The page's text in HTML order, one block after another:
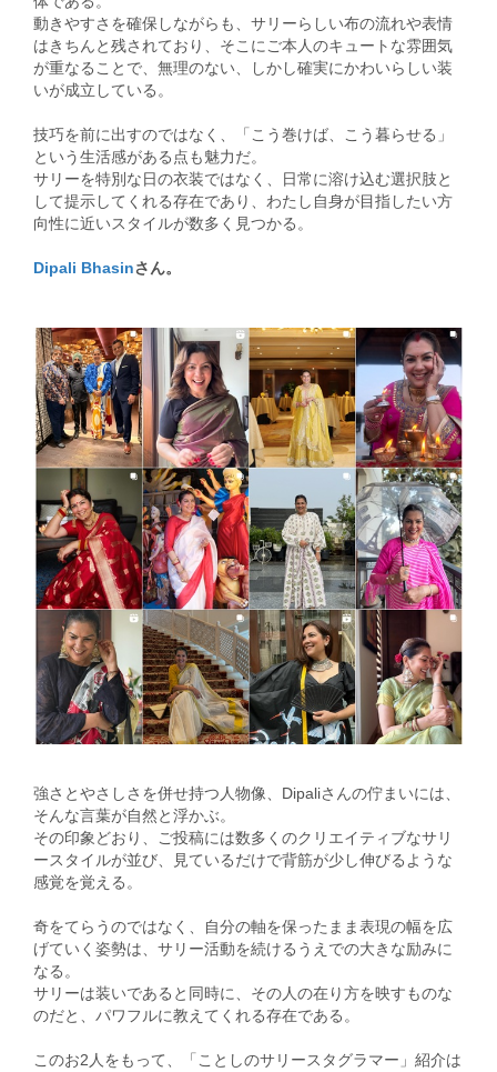
動きやすさを確保しながらも、サリーらしい布の流れや表情
はきちんと残されており、そこにご本人のキュートな雰囲気
が重なることで、無理のない、しかし確実にかわいらしい装
いが成立している。
技巧を前に出すのではなく、「こう巻けば、こう暮らせる」
という生活感がある点も魅力だ。
サリーを特別な日の衣装ではなく、日常に溶け込む選択肢と
して提示してくれる存在であり、わたし自身が目指したい方
向性に近いスタイルが数多く見つかる。
Dipali Bhasinさん。
強さとやさしさを併せ持つ人物像、Dipaliさんの佇まいには、
そんな言葉が自然と浮かぶ。
その印象どおり、ご投稿には数多くのクリエイティブなサリ
ースタイルが並び、見ているだけで背筋が少し伸びるような
感覚を覚える。
奇をてらうのではなく、自分の軸を保ったまま表現の幅を広
げていく姿勢は、サリー活動を続けるうえでの大きな励みに
なる。
サリーは装いであると同時に、その人の在り方を映すものな
のだと、パワフルに教えてくれる存在である。
このお2人をもって、「ことしのサリースタグラマー」紹介は